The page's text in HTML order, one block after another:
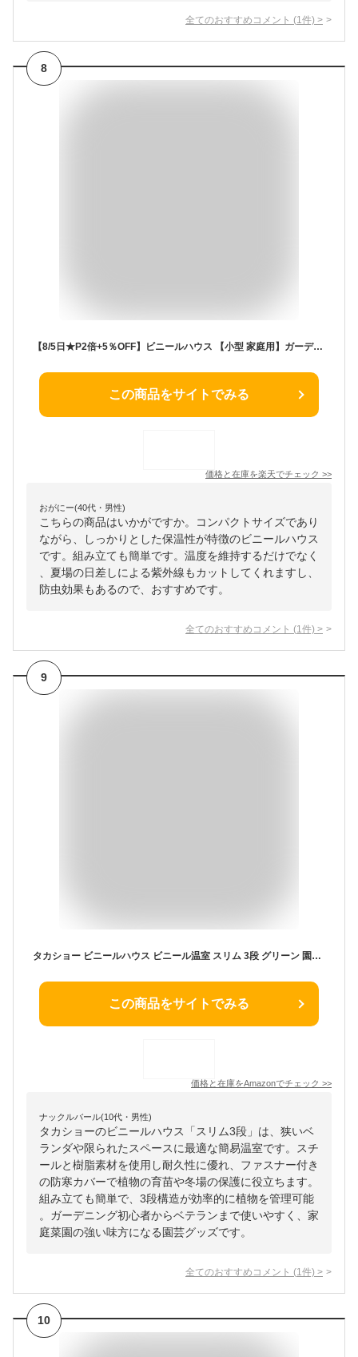
全てのおすすめコメント (1 件) >
8
【8/5日★P2倍+5％OFF】ビニールハウス 【小型 家庭用】ガーデン温室 温室カバー ホーム温室 植物 フラワーハウス フラワーラック 花園温室 組立簡単 UV防止/防雨/防寒/防風対策 組立式 ワイド温室/園芸/棚/ガーデンラック/ベランダ
この商品をサイトでみる
価格と在庫を楽天でチェック >>
おがにー(40代・男性)
こちらの商品はいかがですか。コンパクトサイズであり
ながら、しっかりとした保温性が特徴のビニールハウス
です。組み立ても簡単です。温度を維持するだけでなく
、夏場の日差しによる紫外線もカットしてくれますし、
防虫効果もあるので、おすすめです。
全てのおすすめコメント (1 件) >
9
タカショー ビニールハウス ビニール温室 スリム 3段 グリーン 園芸 防寒カバー 植物 育苗 使いやすい簡易温室 ベランダ 狭小スペース 簡単組立 ファスナー付き スチール 樹脂 ASH-19T
この商品をサイトでみる
価格と在庫をAmazonでチェック >>
ナックルバール(10代・男性)
タカショーのビニールハウス「スリム3段」は、狭いベ
ランダや限られたスペースに最適な簡易温室です。スチ
ールと樹脂素材を使用し耐久性に優れ、ファスナー付き
の防寒カバーで植物の育苗や冬場の保護に役立ちます。
組み立ても簡単で、3段構造が効率的に植物を管理可能
。ガーデニング初心者からベテランまで使いやすく、家
庭菜園の強い味方になる園芸グッズです。
全てのおすすめコメント (1 件) >
10